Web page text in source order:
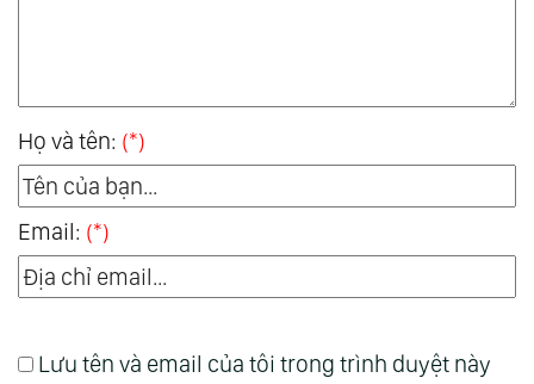
Họ và tên: (*)
Email: (*)
Lưu tên và email của tôi trong trình duyệt này